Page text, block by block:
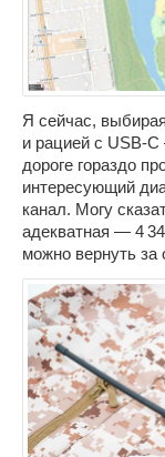
Я сейчас,
и рацией с USB-C
дороге гораздо
интересующий
канал. Могу
адекватная — 4
можно вернуть за